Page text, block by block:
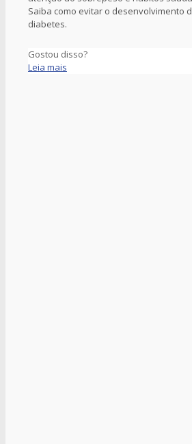
Saiba como evitar o desenvolvimento
diabetes.
Gostou disso?
Leia mais